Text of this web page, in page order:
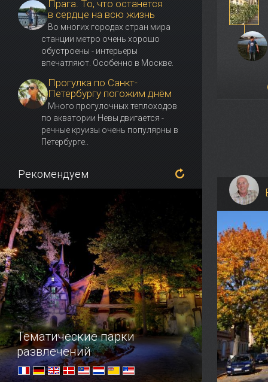
Прага. То, что останется
в сердце на всю жизнь
Во многих городах стран мира
станции метро очень хорошо
обустроены - интерьеры
впечатляют. Особенно в Москве.
Прогулка по Санкт-
Петербургу погожим днём
Много прогулочных теплоходов
по акватории Невы двигается -
речные круизы очень популярны в
Петербурге..
Рекомендуем
Тематические парки
развлечений